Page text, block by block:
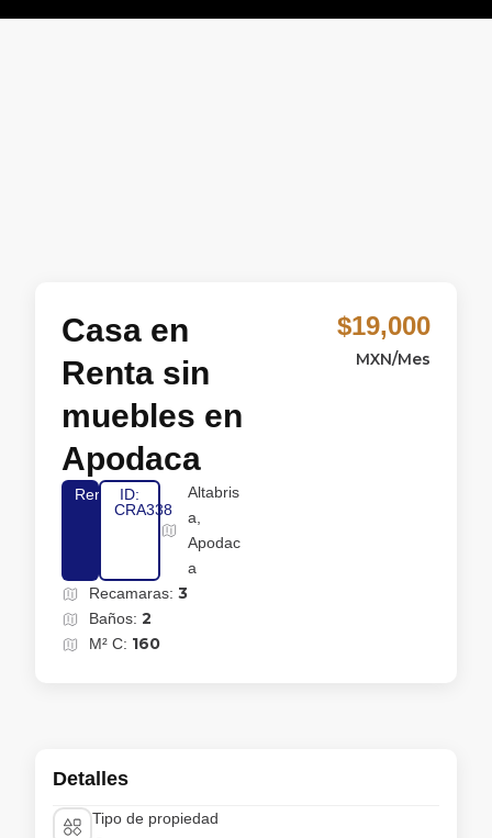
Casa en
Renta sin
muebles en
Apodaca
Renta
ID:
CRA338
Altabris
a,
Apodac
a
Recamaras: 3
Baños: 2
M² C: 160
$19,000
MXN/Mes
Detalles
Tipo de propiedad